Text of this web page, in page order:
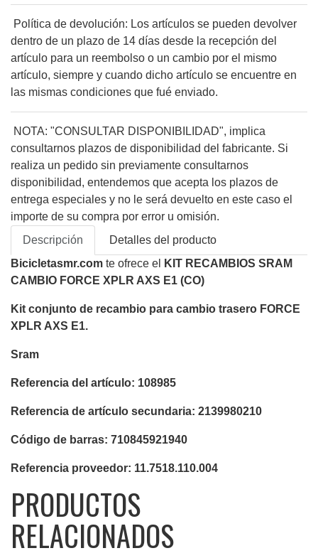
Política de devolución: Los artículos se pueden devolver
dentro de un plazo de 14 días desde la recepción del
artículo para un reembolso o un cambio por el mismo
artículo, siempre y cuando dicho artículo se encuentre en
las mismas condiciones que fué enviado.
NOTA: "CONSULTAR DISPONIBILIDAD", implica
consultarnos plazos de disponibilidad del fabricante. Si
realiza un pedido sin previamente consultarnos
disponibilidad, entendemos que acepta los plazos de
entrega especiales y no le será devuelto en este caso el
importe de su compra por error u omisión.
Descripción
Detalles del producto
Bicicletasmr.com te ofrece el
KIT RECAMBIOS SRAM
CAMBIO FORCE XPLR AXS E1 (CO)
Kit conjunto de recambio para cambio trasero FORCE
XPLR AXS E1.
Sram
Referencia del artículo: 108985
Referencia de artículo secundaria: 2139980210
Código de barras: 710845921940
Referencia proveedor: 11.7518.110.004
PRODUCTOS
RELACIONADOS
 VISTA RÁPIDA